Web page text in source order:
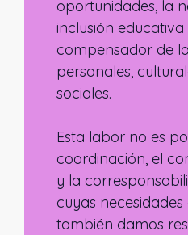
oportunidades, la
inclusión
compensador de
personales,
sociales.
Esta labor no es
coordinación, el
y la
cuyas
también damos